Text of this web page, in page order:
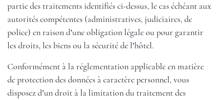
partie des traitements identifiés ci-dessus, le cas échéant aux
autorités compétentes (administratives, judiciaires, de
police) en raison d’une obligation légale ou pour garantir
les droits, les biens ou la sécurité de l’hôtel.
Conformément à la réglementation applicable en matière
de protection des données à caractère personnel, vous
disposez d’un droit à la limitation du traitement des